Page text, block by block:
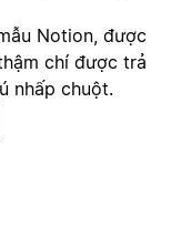
Notion, được
chí được trả
nhấp chuột.